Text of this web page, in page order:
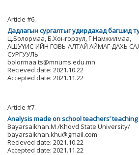
Article #6.
Дадлагын сургалтыг удирдахад багшид
Ц.Болормаа, Б.Хонгорзул, Г.Намжилмаа,
АШУҮИС-ИЙН ГОВЬ-АЛТАЙ АЙМАГ ДАХЬ
СУРГУУЛЬ
bolormaa.ts@mnums.edu.mn
Recieved date: 2021.10.22
Accepted date: 2021.11.22
Article #7.
Analysis made on school teachers’
Bayarsaikhan.M /Khovd State University/
bayarsaikhan.khu@gmail.com
Recieved date: 2021.10.22
Accepted date: 2021.11.22